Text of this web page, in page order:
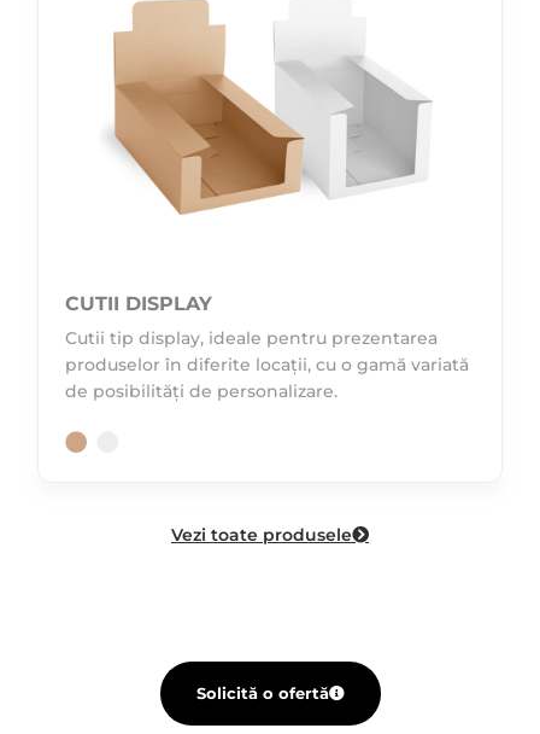
CUTII DISPLAY
Cutii tip display, ideale pentru prezentarea
produselor în diferite locații, cu o gamă variată
de posibilități de personalizare.
Vezi toate produsele
Solicită o ofertă